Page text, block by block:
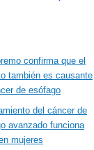
confirma que el
también es causante
de esófago
del cáncer de
avanzado funciona
mujeres